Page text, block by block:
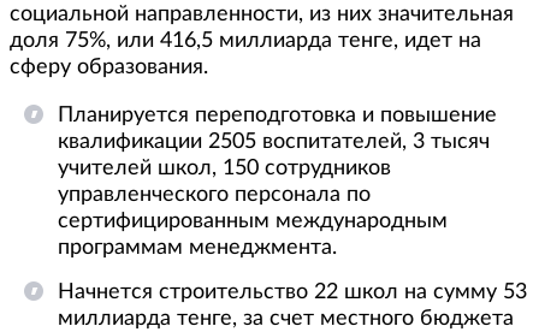
социальной направленности, из них значительная
доля 75%, или 416,5 миллиарда тенге, идет на
сферу образования.
Планируется переподготовка и повышение
квалификации 2505 воспитателей, 3 тысяч
учителей школ, 150 сотрудников
управленческого персонала по
сертифицированным международным
программам менеджмента.
Начнется строительство 22 школ на сумму 53
миллиарда тенге, за счет местного бюджета